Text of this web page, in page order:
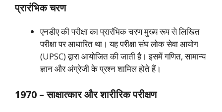
प्रारंभिक चरण
एनडीए की परीक्षा का प्रारंभिक चरण मुख्य रूप से लिखित
परीक्षा पर आधारित था। यह परीक्षा संघ लोक सेवा आयोग
(UPSC) द्वारा आयोजित की जाती है। इसमें गणित, सामान्य
ज्ञान और अंग्रेजी के प्रश्न शामिल होते हैं।
1970 – साक्षात्कार और शारीरिक परीक्षण